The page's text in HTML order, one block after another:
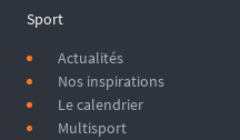
Sport
Actualités
Nos inspirations
Le calendrier
Multisport